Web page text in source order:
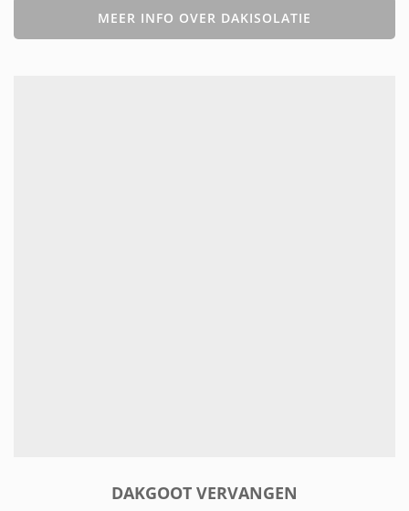
MEER INFO OVER DAKISOLATIE
DAKGOOT VERVANGEN